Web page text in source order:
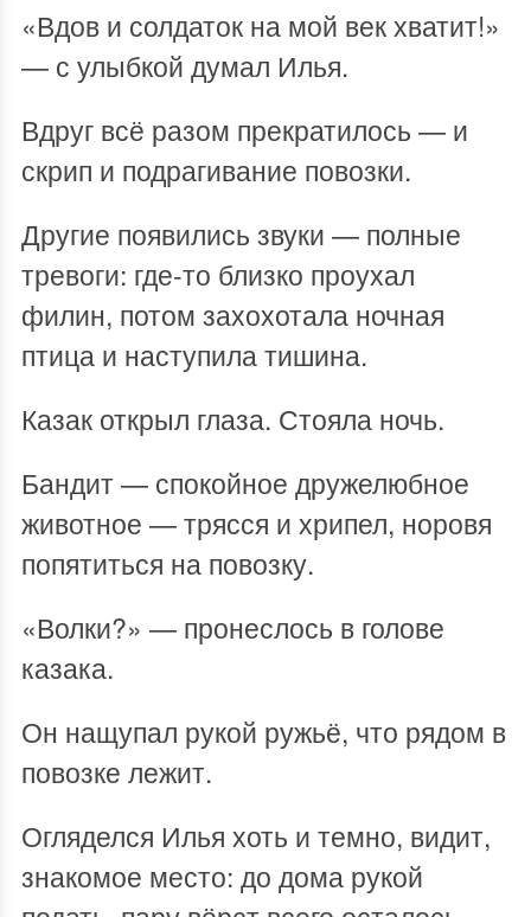
«Вдов и солдаток на мой век хватит!»
— с улыбкой думал Илья.
Вдруг всё разом прекратилось — и
скрип и подрагивание повозки.
Другие появились звуки — полные
тревоги: где-то близко проухал
филин, потом захохотала ночная
птица и наступила тишина.
Казак открыл глаза. Стояла ночь.
Бандит — спокойное дружелюбное
животное — трясся и хрипел, норовя
попятиться на повозку.
«Волки?» — пронеслось в голове
казака.
Он нащупал рукой ружьё, что рядом в
повозке лежит.
Огляделся Илья хоть и темно, видит,
знакомое место: до дома рукой